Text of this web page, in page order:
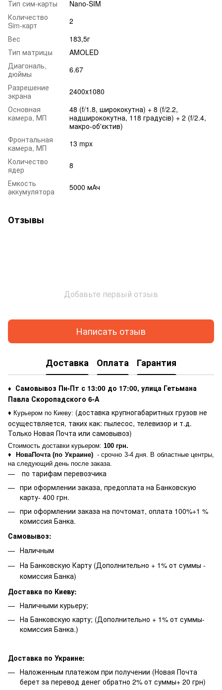
Тип сим-карты
Nano-SIM
Количество
Sim-карт
2
Вес
183,5г
Тип матрицы
AMOLED
Диагональ,
дюймы
6.67
Разрешение
экрана
2400х1080
Основная
камера, МП
48 (f/1.8, ширококутна) + 8 (f/2.2,
надширококутна, 118 градусів) + 2 (f/2.4,
макро-об'єктив)
Фронтальная
камера, МП
13 mpx
Количество
ядер
8
Емкость
аккумулятора
5000 мАч
Отзывы
Добавьте первый отзыв
Написать отзыв
Доставка Оплата Гарантия
♦
Самовывоз Пн-Пт с 13:00 до 17:00, улица Гетьмана
Павла Скоропадского 6-А
♦ Курьером по Киеву: (доставка крупногабаритных грузов не
осуществляется, таких как: пылесос, телевизор и т.д.
Только Новая Почта или самовывоз)
Стоимость доставки курьером: 100 грн.
♦ НоваПочта (по Украине)- срочно 3-4 дня. В областные центры,
на следующий день после заказа.
по тарифам перевозчика
при оформлении заказа, предоплата на Банковскую
карту- 400 грн.
при оформлении заказа на почтомат, оплата 100%+1 %
комиссия Банка.
Самовывоз:
Наличным
На Банковскую Карту (Дополнительно + 1% от суммы -
комиссия Банка)
Доставка по Киеву:
Наличными курьеру;
На Банковскую карту; (Дополнительно + 1% от суммы-
комиссия Банка.)
Доставка по Украине:
Наложенным платежом при получении (Новая Почта
берет за перевод денег обратно 2% от суммы+ 20 грн)